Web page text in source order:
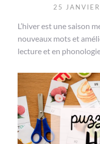
25
L’hiver est une saison
nouveaux mots et
lecture et en